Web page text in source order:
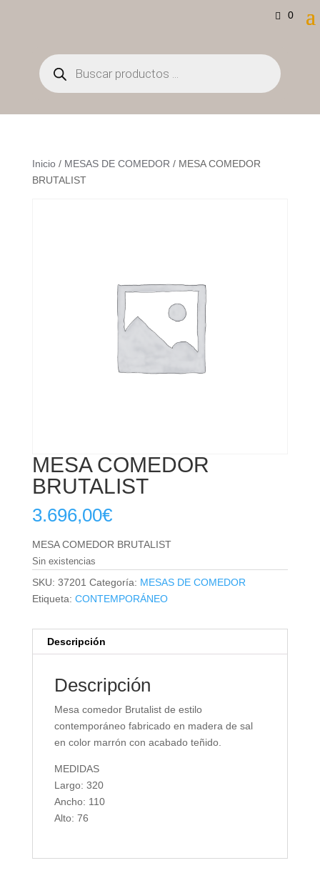
0
Búsqueda
de
productos
Inicio/ MESAS DE COMEDOR / MESA COMEDOR
BRUTALIST
MESA COMEDOR
BRUTALIST
3.696,00€
MESA COMEDOR BRUTALIST
Sin existencias
SKU: 37201 Categoría: MESAS DE COMEDOR
Etiqueta: CONTEMPORÁNEO
Descripción
Descripción
Mesa comedor Brutalist de estilo
contemporáneo fabricado en madera de sal
en color marrón con acabado teñido.
MEDIDAS
Largo: 320
Ancho: 110
Alto: 76